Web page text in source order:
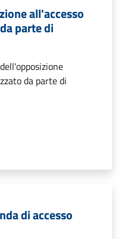
all'accesso
parte di
da parte di
di accesso